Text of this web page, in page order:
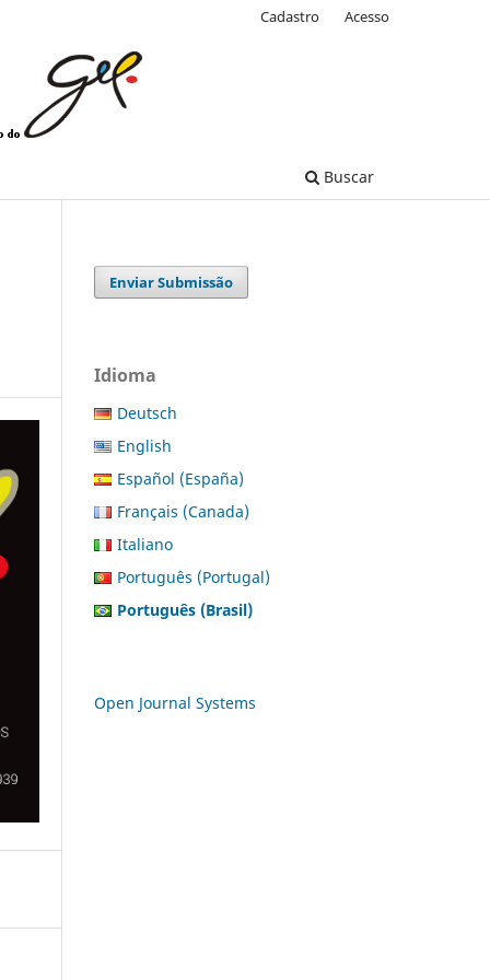
Buscar
Cadastro Acesso
Enviar Submissão
Idioma
Deutsch
English
Español (España)
Français (Canada)
Italiano
Português (Portugal)
Português (Brasil)
Open Journal Systems